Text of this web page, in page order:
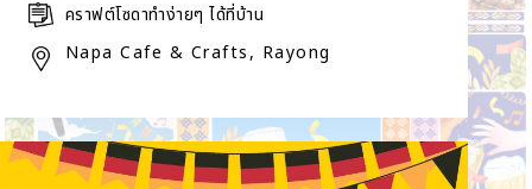
คราฟต์โซดาทำง่ายๆ ได้ที่บ้าน
Napa Cafe & Crafts, Rayong